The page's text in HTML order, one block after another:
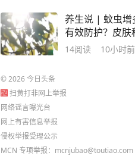
养生说 | 蚊虫增
有效防护？皮肤
您支招！
14阅读 10小时前
©2026今日头条
扫黄打非网上举报
网络谣言曝光台
网上有害信息举报
侵权举报受理公示
MCN 专项举报：mcnjubao@toutiao.com